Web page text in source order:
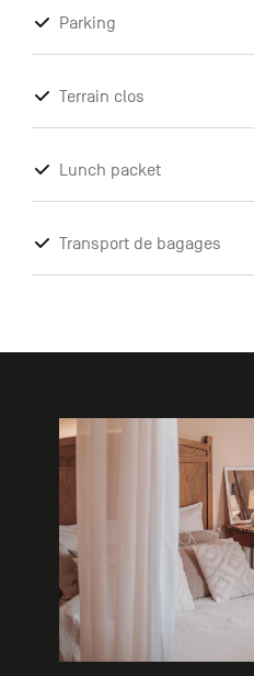
Parking
Terrain clos
Lunch packet
Transport de bagages
Galerie